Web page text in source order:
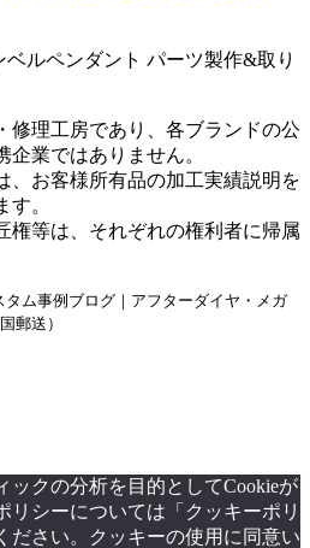
ベルペンダント パーツ製作&取り
修理工房であり、各ブランドの公
業ではありません。
、お客様所有品の加工実績説明を
。
権等は、それぞれの権利者に帰属
ム事例ブログ｜アフターダイヤ・メガ
郵送）
ックの分析を目的としてCookieが
リシーについては「クッキーポリ
ださい。クッキーの使用に同意い